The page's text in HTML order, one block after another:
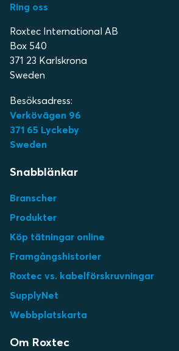
Ring oss
Roxtec International AB
Box 540
371 23 Karlskrona
Sweden
Besöksadress:
Verkövägen 96
371 65 Lyckeby
Sweden
Snabblänkar
Branscher
Produkter
Köp tätningar online
Framgångshistorier
Roxtec vs. kabelförskruvningar
SupplyNet
Webbplatskarta
Om Roxtec